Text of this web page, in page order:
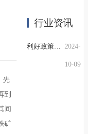
先
到
间
矿
行业资讯
利好政策提振钢市信心，四季度行业需求或小幅上升 2024-
10-09